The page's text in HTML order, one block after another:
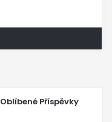
Oblíbené Příspěvky